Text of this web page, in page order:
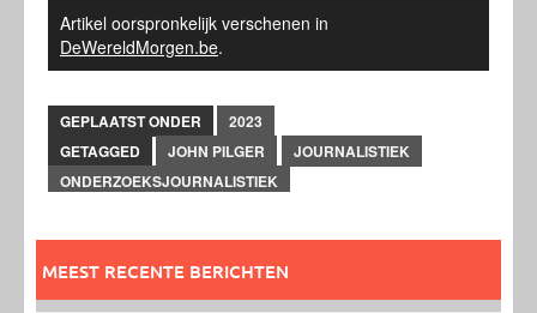
Artikel oorspronkelijk verschenen in
DeWereldMorgen.be.
GEPLAATST ONDER
2023
GETAGGED
JOHN PILGER
JOURNALISTIEK
ONDERZOEKSJOURNALISTIEK
MEEST RECENTE BERICHTEN